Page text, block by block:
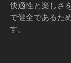
快適性と楽しさ
で健全であるた
す。